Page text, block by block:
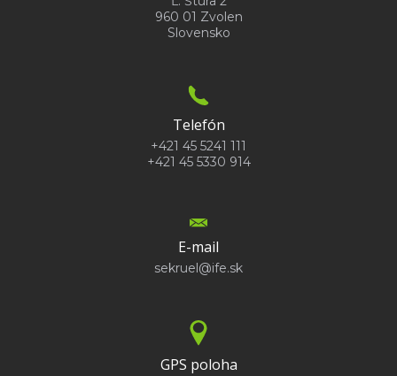
960 01 Zvolen
Slovensko
Telefón
+421 45 5241 111
+421 45 5330 914
E-mail
sekruel@ife.sk
GPS poloha